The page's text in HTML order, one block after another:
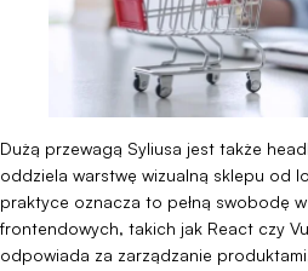
Dużą przewagą Syliusa jest także
oddziela warstwę wizualną sklepu od
praktyce oznacza to pełną swobodę
frontendowych, takich jak React czy
odpowiada za zarządzanie